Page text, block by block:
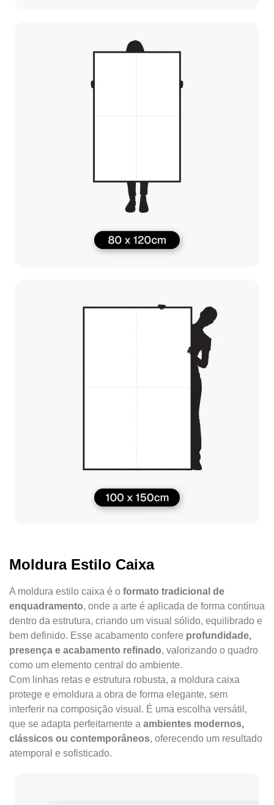
Moldura Estilo Caixa
A moldura estilo caixa é o formato tradicional de
enquadramento, onde a arte é aplicada de forma contínua
dentro da estrutura, criando um visual sólido, equilibrado e
bem definido. Esse acabamento confere profundidade,
presença e acabamento refinado, valorizando o quadro
como um elemento central do ambiente.
Com linhas retas e estrutura robusta, a moldura caixa
protege e emoldura a obra de forma elegante, sem
interferir na composição visual. É uma escolha versátil,
que se adapta perfeitamente a ambientes modernos,
clássicos ou contemporâneos, oferecendo um resultado
atemporal e sofisticado.